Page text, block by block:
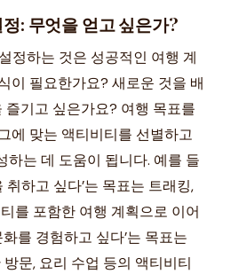
정: 무엇을 얻고 싶은가?
정하는 것은 성공적인 여행 계
이 필요한가요? 새로운 것을 배
기고 싶은가요? 여행 목표를
에 맞는 액티비티를 선별하고
하는 데 도움이 됩니다. 예를 들
취하고 싶다’는 목표는 트래킹,
를 포함한 여행 계획으로 이어
를 경험하고 싶다’는 목표는
문, 요리 수업 등의 액티비티